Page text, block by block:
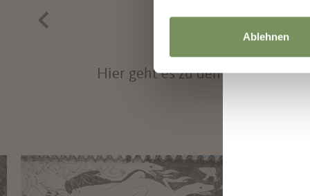
Ablehnen
Hier geht es zu den anderen